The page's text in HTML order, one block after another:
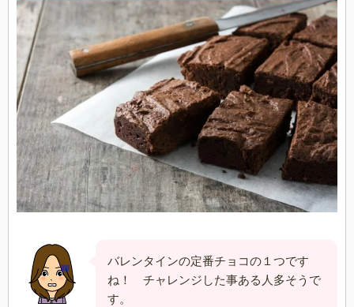
バレンタインの定番チョコの１つです
ね！ チャレンジした事ある人多そうで
す。